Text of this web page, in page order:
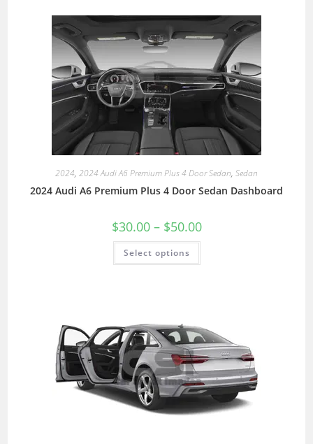
2024, 2024 Audi A6 Premium Plus 4 Door Sedan, Sedan
2024 Audi A6 Premium Plus 4 Door Sedan Dashboard
$30.00 – $50.00
Select options